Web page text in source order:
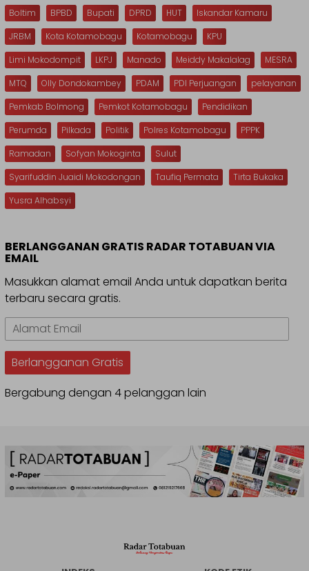
Boltim
BPBD Bupati DPRD HUT
Iskandar Kamaru
JRBM
Kota Kotamobagu Kotamobagu
KPU
Limi Mokodompit
LKPJ Manado Meiddy Makalalag
MESRA
MTQ
Olly Dondokambey PDAM PDI Perjuangan
pelayanan
Pemkab Bolmong
Pemkot Kotamobagu
Pendidikan
Perumda
Pilkada Politik Polres Kotamobagu
PPPK
Ramadan
Sofyan Mokoginta
Sulut
Syarifuddin Juaidi Mokodongan
Taufiq Permata
Tirta Bukaka
Yusra Alhabsyi
BERLANGGANAN GRATIS RADAR TOTABUAN VIA
EMAIL
Masukkan alamat email Anda untuk dapatkan berita
terbaru secara gratis.
Alamat
Email
Berlangganan Gratis
Bergabung dengan 4 pelanggan lain